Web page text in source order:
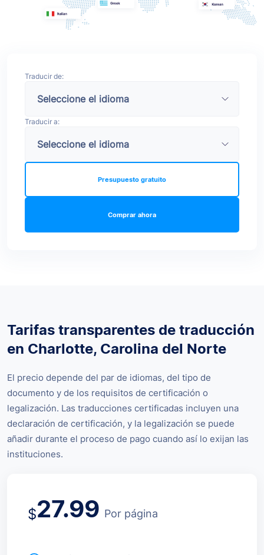
Traducir de:
Traducir a:
Comprar ahora
Presupuesto gratuito
Tarifas transparentes de traducción
en Charlotte, Carolina del Norte
El precio depende del par de idiomas, del tipo de
documento y de los requisitos de certificación o
legalización. Las traducciones certificadas incluyen una
declaración de certificación, y la legalización se puede
añadir durante el proceso de pago cuando así lo exijan las
instituciones.
$27.99 Por página